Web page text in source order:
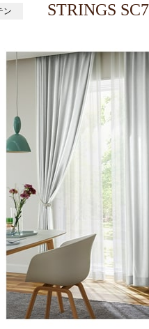
ン STRINGS